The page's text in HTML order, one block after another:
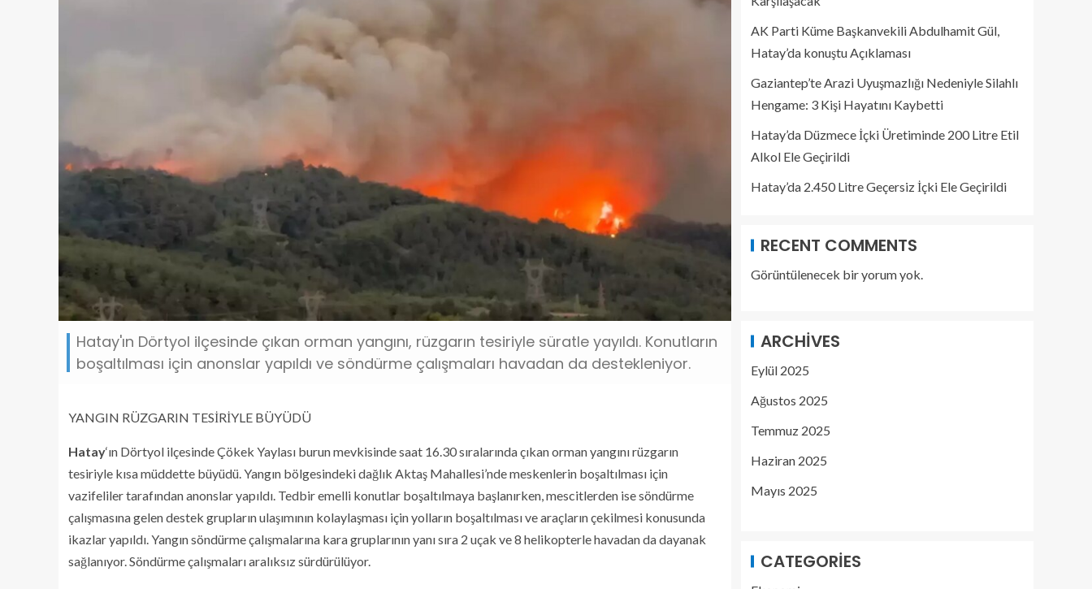
Hatay'ın Dörtyol ilçesinde çıkan orman yangını, rüzgarın tesiriyle süratle yayıldı. Konutların
boşaltılması için anonslar yapıldı ve söndürme çalışmaları havadan da destekleniyor.
YANGIN RÜZGARIN TESİRİYLE BÜYÜDÜ
Hatay‘ın Dörtyol ilçesinde Çökek Yaylası burun mevkisinde saat 16.30 sıralarında çıkan orman yangını rüzgarın
tesiriyle kısa müddette büyüdü. Yangın bölgesindeki dağlık Aktaş Mahallesi’nde meskenlerin boşaltılması için
vazifeliler tarafından anonslar yapıldı. Tedbir emelli konutlar boşaltılmaya başlanırken, mescitlerden ise söndürme
çalışmasına gelen destek grupların ulaşımının kolaylaşması için yolların boşaltılması ve araçların çekilmesi konusunda
ikazlar yapıldı. Yangın söndürme çalışmalarına kara gruplarının yanı sıra 2 uçak ve 8 helikopterle havadan da dayanak
sağlanıyor. Söndürme çalışmaları aralıksız sürdürülüyor.
AK Parti Küme Başkanvekili Abdulhamit Gül,
Hatay’da konuştu Açıklaması
Gaziantep’te Arazi Uyuşmazlığı Nedeniyle Silahlı
Hengame: 3 Kişi Hayatını Kaybetti
Hatay’da Düzmece İçki Üretiminde 200 Litre Etil
Alkol Ele Geçirildi
Hatay’da 2.450 Litre Geçersiz İçki Ele Geçirildi
RECENT COMMENTS
Görüntülenecek bir yorum yok.
ARCHIVES
Eylül 2025
Ağustos 2025
Temmuz 2025
Haziran 2025
Mayıs 2025
CATEGORIES